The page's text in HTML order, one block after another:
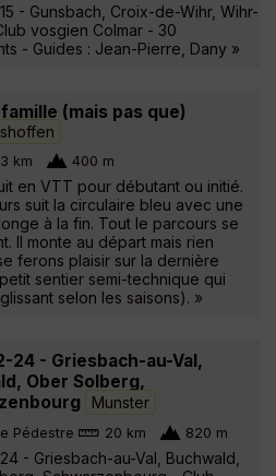
- Gunsbach, Croix-de-Wihr, Wihr-
vosgien Colmar - 30
- Guides : Jean-Pierre, Dany »
(mais pas que)
km 400 m
en VTT pour débutant ou initié.
suit la circulaire bleu avec une
à la fin. Tout le parcours se
Il monte au départ mais rien
ferons plaisir sur la dernière
sentier semi-technique qui
selon les saisons). »
24 - Griesbach-au-Val,
Ober Solberg,
Munster
Pédestre 20 km 820 m
- Griesbach-au-Val, Buchwald,